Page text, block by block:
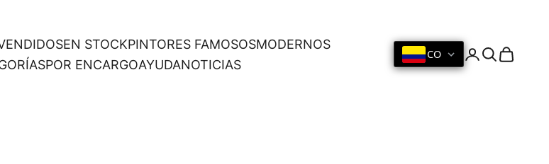
EN STOCKPINTORES FAMOSOSMODERNOS
POR ENCARGOAYUDANOTICIAS
CO Iniciar sesión
Buscar
Cesta